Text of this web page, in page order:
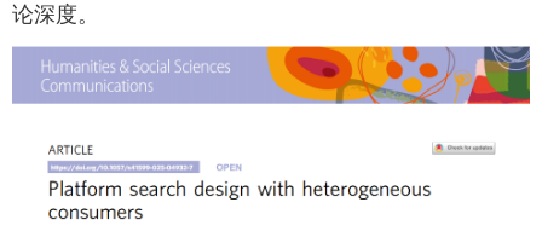
论深度。